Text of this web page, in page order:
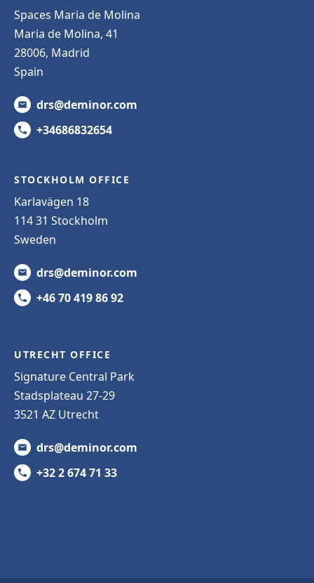
Spaces Maria de Molina
Maria de Molina, 41
28006, Madrid
Spain
drs@deminor.com
+34686832654
STOCKHOLM OFFICE
Karlavägen 18
114 31 Stockholm
Sweden
drs@deminor.com
+46 70 419 86 92
UTRECHT OFFICE
Signature Central Park
Stadsplateau 27-29
3521 AZ Utrecht
drs@deminor.com
+32 2 674 71 33